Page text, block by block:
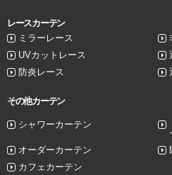
レースカーテン
ミラーレース
UVカットレース
防炎レース
その他カーテン
シャワーカーテン
オーダーカーテン
カフェカーテン